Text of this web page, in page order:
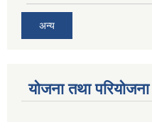
अन्य
योजना तथा परियोजना